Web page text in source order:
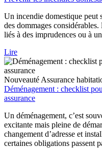
Un incendie domestique peut
des dommages
liés à des imprudences ou à
Lire
Nouveauté Assurance
Déménagement : checklist
assurance
Un déménagement, c’est
excitante mais pleine de
changement d’adresse et
certaines obligations passent